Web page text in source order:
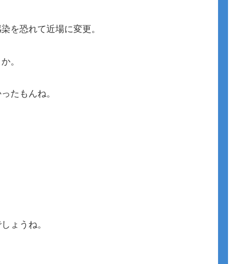
を恐れて近場に変更。
。
たもんね。
ょうね。